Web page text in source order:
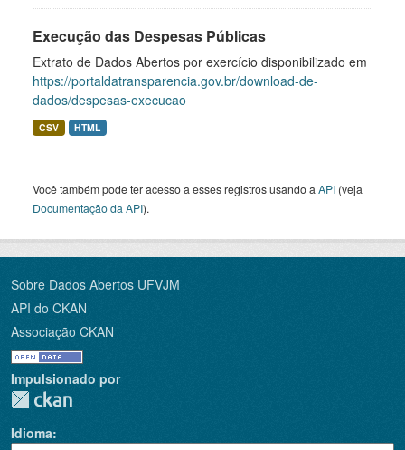
Execução das Despesas Públicas
Extrato de Dados Abertos por exercício disponibilizado em
https://portaldatransparencia.gov.br/download-de-
dados/despesas-execucao
CSV HTML
Você também pode ter acesso a esses registros usando a API (veja
Documentação da API).
Sobre Dados Abertos UFVJM
API do CKAN
Associação CKAN
Impulsionado por
Idioma